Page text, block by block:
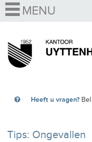
Heeft u vragen?
Tips: Ongevallen